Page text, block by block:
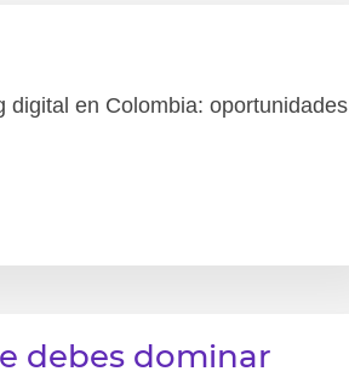
digital en Colombia: oportunidades
debes dominar